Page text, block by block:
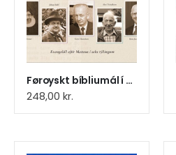
Føroyskt bíbliumál í 200 ár
248,00 kr.